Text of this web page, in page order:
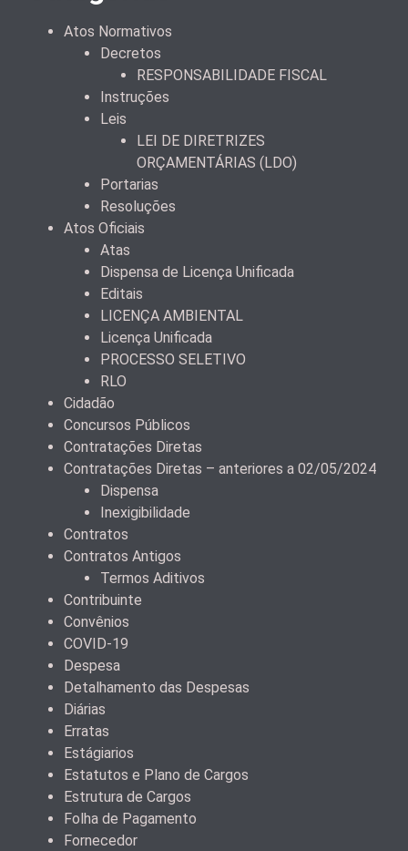
Atos Normativos
Decretos
RESPONSABILIDADE FISCAL
Instruções
Leis
LEI DE DIRETRIZES
ORÇAMENTÁRIAS (LDO)
Portarias
Resoluções
Atos Oficiais
Atas
Dispensa de Licença Unificada
Editais
LICENÇA AMBIENTAL
Licença Unificada
PROCESSO SELETIVO
RLO
Cidadão
Concursos Públicos
Contratações Diretas
Contratações Diretas – anteriores a 02/05/2024
Dispensa
Inexigibilidade
Contratos
Contratos Antigos
Termos Aditivos
Contribuinte
Convênios
COVID-19
Despesa
Detalhamento das Despesas
Diárias
Erratas
Estágiarios
Estatutos e Plano de Cargos
Estrutura de Cargos
Folha de Pagamento
Fornecedor